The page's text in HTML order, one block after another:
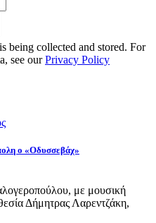
being collected and stored. For
see ourPrivacy Policy
ο «Οδυσσεβάχ»
με μουσική
Δήμητρας Λαρεντζάκη,